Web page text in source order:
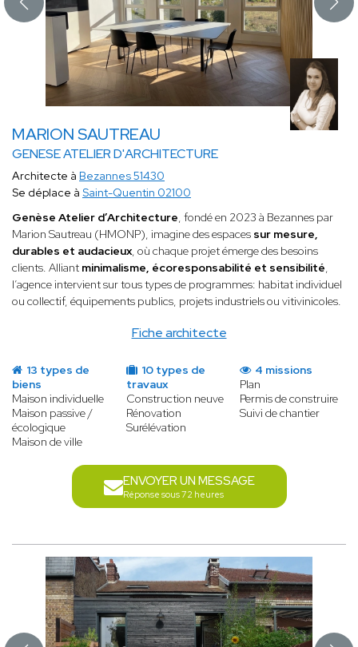
MARION SAUTREAU
GENESE ATELIER D'ARCHITECTURE
Fiche architecte
Architecte à Bezannes 51430
Se déplace à Saint-Quentin 02100
Genèse Atelier d’Architecture, fondé en 2023 à Bezannes par
Marion Sautreau (HMONP), imagine des espaces sur mesure,
durables et audacieux, où chaque projet émerge des besoins
clients. Alliant minimalisme, écoresponsabilité et sensibilité,
l’agence intervient sur tous types de programmes: habitat individuel
ou collectif, équipements publics, projets industriels ou vitivinicoles.
13 types de
biens
Maison individuelle
Maison passive /
écologique
Maison de ville
10 types de
travaux
Construction neuve
Rénovation
Surélévation
4 missions
Plan
Permis de construire
Suivi de chantier
ENVOYER UN MESSAGE
Réponse sous 72 heures